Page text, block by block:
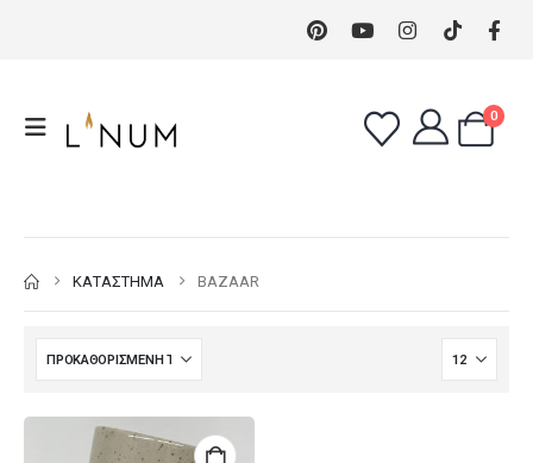
0
ΚΑΤΆΣΤΗΜΑ BAZAAR